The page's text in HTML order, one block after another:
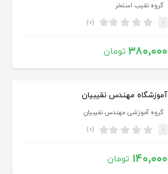
گروه نقیب استخر
- (۰)
۳۸۰,۰۰۰ تومان
آموزشگاه مهندس نقیبیان
گروه آموزشی مهندس نقیبیان
- (۰)
۱۴۰,۰۰۰ تومان